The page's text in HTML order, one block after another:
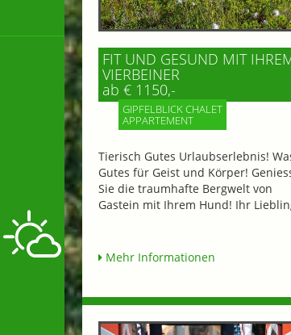
FIT UND GESUND MIT
VIERBEINER
ab € 1150,-
GIPFELBLICK CHALET
APPARTEMENT
Tierisch Gutes Urlaubserlebnis!
Gutes für Geist und Körper!
Sie die traumhafte Bergwelt von
Gastein mit Ihrem Hund! Ihr
Mehr Informationen